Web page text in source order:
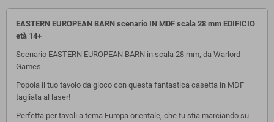
EASTERN EUROPEAN BARN scenario IN MDF scala 28 mm EDIFICIO
età 14+
Scenario EASTERN EUROPEAN BARN in scala 28 mm, da Warlord
Games.
Popola il tuo tavolo da gioco con questa fantastica casetta in MDF
tagliata al laser!
Perfetta per tavoli a tema Europa orientale, che tu stia marciando su